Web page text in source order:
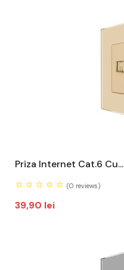
Priza Internet Cat.6 Cu...
(0 reviews)
Pret
39,90 lei